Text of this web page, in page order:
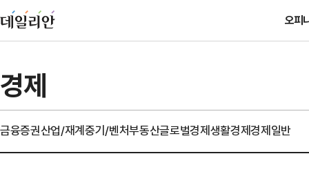
오피
경제
금융증권산업/재계중기/벤처부동산글로벌경제생활경제경제일반